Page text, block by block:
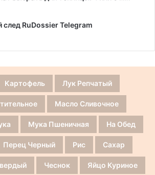
след RuDossier Telegram
Картофель Лук Репчатый
Масло Сливочное
Мука Пшеничная На Обед
Перец Черный Рис Сахар
Чеснок Яйцо Куриное